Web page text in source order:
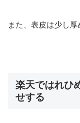
また、表皮は少し厚
楽天ではれひ
せする